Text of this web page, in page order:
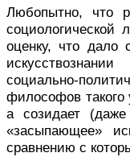
Любопытно, что
оценку, что дало
социально-
философов такого
а созидает
«засыпающее»
сравнению с